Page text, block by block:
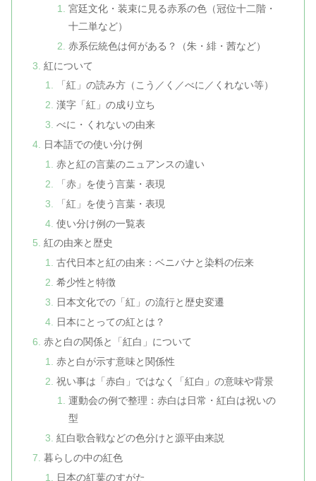
宮廷文化・装束に見る赤系の色（冠位十二階・
十二単など）
赤系伝統色は何がある？（朱・緋・茜など）
紅について
「紅」の読み方（こう／く／べに／くれない等）
漢字「紅」の成り立ち
べに・くれないの由来
日本語での使い分け例
赤と紅の言葉のニュアンスの違い
「赤」を使う言葉・表現
「紅」を使う言葉・表現
使い分け例の一覧表
紅の由来と歴史
古代日本と紅の由来：ベニバナと染料の伝来
希少性と特徴
日本文化での「紅」の流行と歴史変遷
日本にとっての紅とは？
赤と白の関係と「紅白」について
赤と白が示す意味と関係性
祝い事は「赤白」ではなく「紅白」の意味や背景
運動会の例で整理：赤白は日常・紅白は祝いの
型
紅白歌合戦などの色分けと源平由来説
暮らしの中の紅色
日本の紅葉のすがた